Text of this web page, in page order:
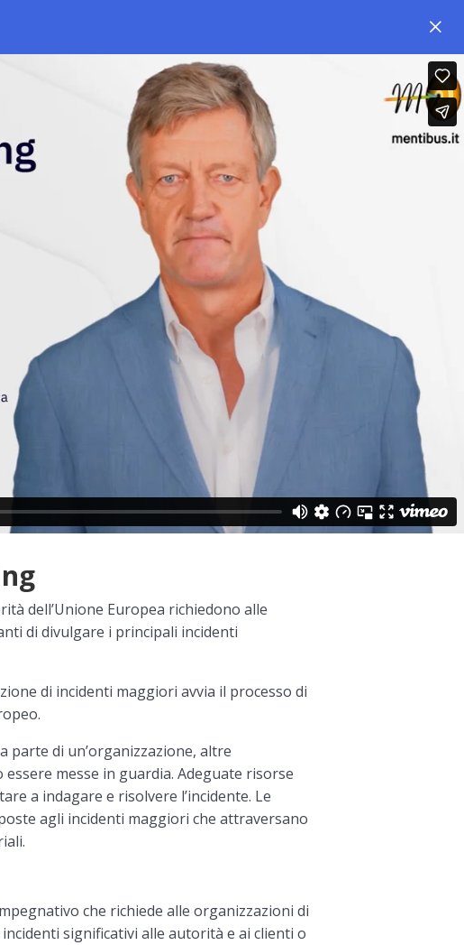
dell’Unione Europea richiedono alle
di divulgare i principali incidenti
di incidenti maggiori avvia il processo di
parte di un’organizzazione, altre
messe in guardia. Adeguate risorse
a indagare e risolvere l’incidente. Le
agli incidenti maggiori che attraversano
che richiede alle organizzazioni di
significativi alle autorità e ai clienti o